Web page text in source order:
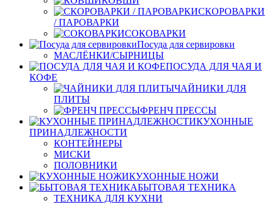
СКОРОВАРКИ
/ ПАРОВАРКИ
СОКОВАРКИ
Посуда для сервировки
МАСЛЁНКИ/СЫРНИЦЫ
ПОСУДА ДЛЯ ЧАЯ И
КОФЕ
ЧАЙНИКИ ДЛЯ
ПЛИТЫ
ФРЕНЧ ПРЕССЫ
КУХОННЫЕ
ПРИНАДЛЕЖНОСТИ
КОНТЕЙНЕРЫ
МИСКИ
ПОЛОВНИКИ
КУХОННЫЕ НОЖИ
БЫТОВАЯ ТЕХНИКА
ТЕХНИКА ДЛЯ КУХНИ